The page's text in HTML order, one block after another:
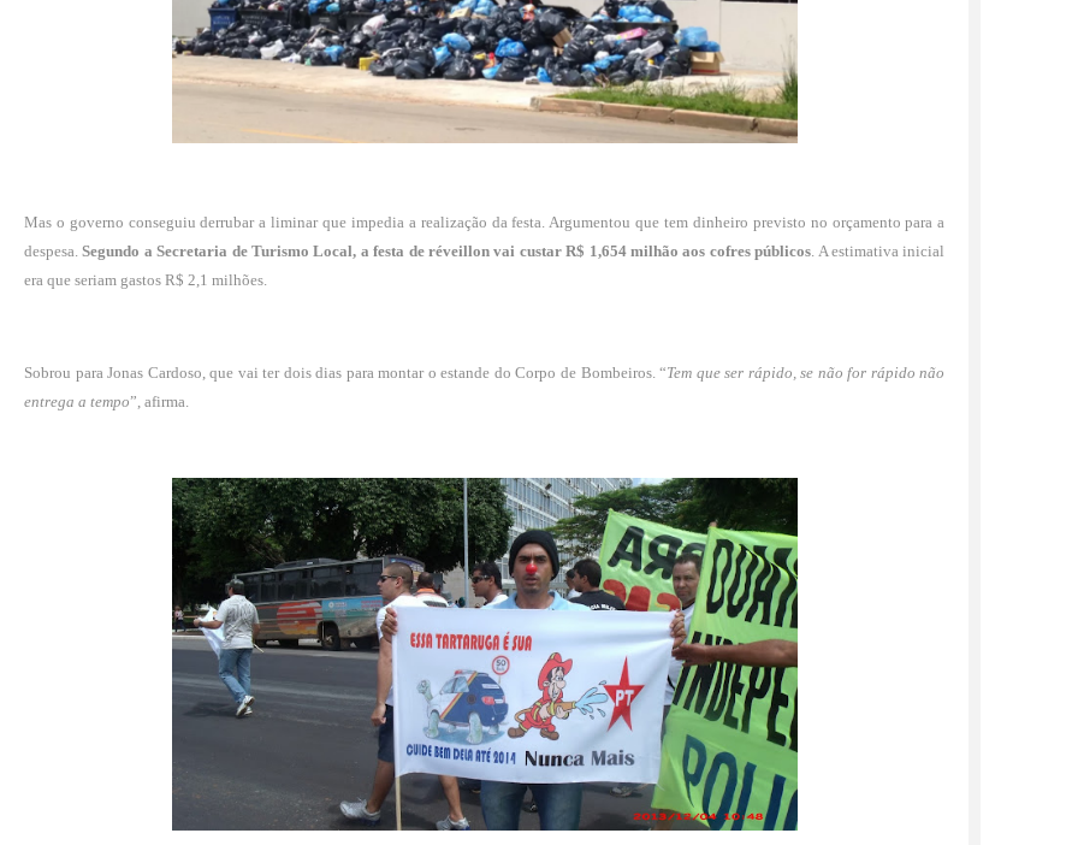
Mas o governo conseguiu derrubar a liminar que impedia a realização da festa. Argumentou que tem dinheiro previsto no orçamento para a
despesa.Segundo a Secretaria de Turismo Local, a festa de réveillon vai custar R$ 1,654 milhão aos cofres públicos . A estimativa inicial
era que seriam gastos R$ 2,1 milhões.
Sobrou para Jonas Cardoso, que vai ter dois dias para montar o estande do Corpo de Bombeiros. “Tem que ser rápido, se não for rápido não
entrega a tempo”, afirma.